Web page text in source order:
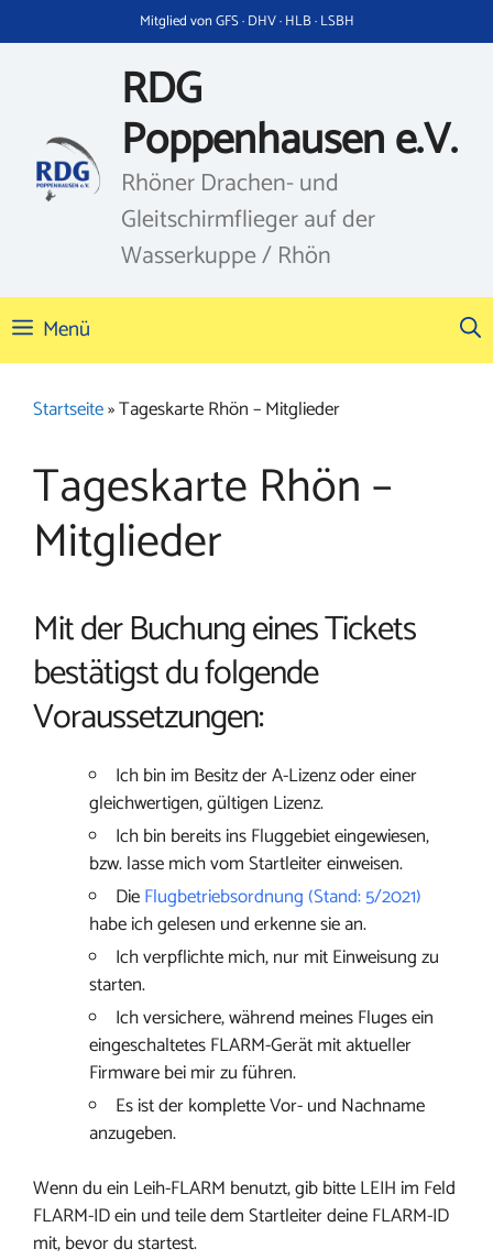
Inhalt
Mitglied von GFS · DHV · HLB · LSBH
RDG
Poppenhausen e.V.
Rhöner Drachen- und
Gleitschirmflieger auf der
Wasserkuppe / Rhön
Menü
Startseite»Tageskarte Rhön – Mitglieder
Tageskarte Rhön –
Mitglieder
Mit der Buchung eines Tickets
bestätigst du folgende
Voraussetzungen:
Ich bin im Besitz der A-Lizenz oder einer
gleichwertigen, gültigen Lizenz.
Ich bin bereits ins Fluggebiet eingewiesen,
bzw. lasse mich vom Startleiter einweisen.
DieFlugbetriebsordnung (Stand: 5/2021)
habe ich gelesen und erkenne sie an.
Ich verpflichte mich, nur mit Einweisung zu
starten.
Ich versichere, während meines Fluges ein
eingeschaltetes FLARM-Gerät mit aktueller
Firmware bei mir zu führen.
Es ist der komplette Vor- und Nachname
anzugeben.
Wenn du ein Leih-FLARM benutzt, gib bitte LEIH im Feld
FLARM-ID ein und teile dem Startleiter deine FLARM-ID
mit, bevor du startest.